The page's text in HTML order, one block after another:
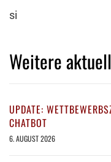
si
Weitere
UPDATE:
CHATBOT
6. AUGUST 2026